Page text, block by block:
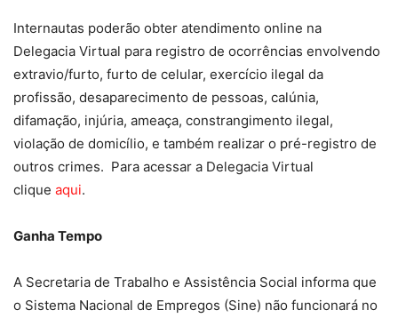
Internautas poderão obter atendimento online na
Delegacia Virtual para registro de ocorrências envolvendo
extravio/furto, furto de celular, exercício ilegal da
profissão, desaparecimento de pessoas, calúnia,
difamação, injúria, ameaça, constrangimento ilegal,
violação de domicílio, e também realizar o pré-registro de
outros crimes. Para acessar a Delegacia Virtual
clique aqui.
Ganha Tempo
A Secretaria de Trabalho e Assistência Social informa que
o Sistema Nacional de Empregos (Sine) não funcionará no